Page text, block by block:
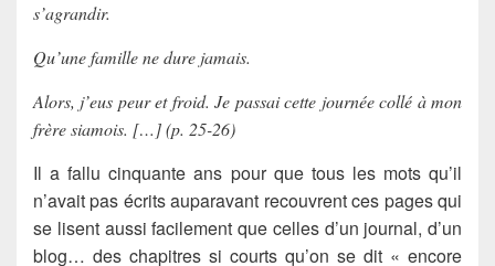
s’agrandir.
Qu’une famille ne dure jamais.
Alors, j’eus peur et froid. Je passai cette journée collé à mon
frère siamois. […] (p. 25-26)
Il a fallu cinquante ans pour que tous les mots qu’il
n’avait pas écrits auparavant recouvrent ces pages qui
se lisent aussi facilement que celles d’un journal, d’un
blog… des chapitres si courts qu’on se dit « encore